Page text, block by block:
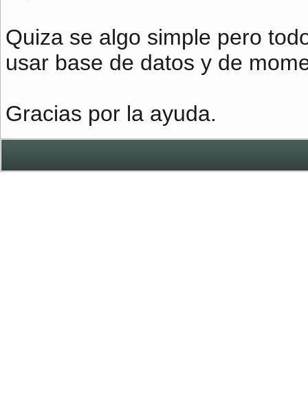
Quiza se algo simple pero
usar base de datos y de
Gracias por la ayuda.